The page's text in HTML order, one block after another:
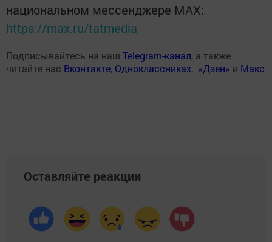
национальном мессенджере MАХ:
https://max.ru/tatmedia
Подписывайтесь на наш Telegram-канал, а также
читайте нас Вконтакте, Одноклассниках, «Дзен» и Макс
Оставляйте реакции